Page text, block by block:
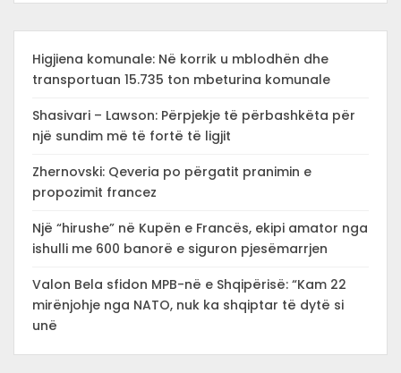
Higjiena komunale: Në korrik u mblodhën dhe
transportuan 15.735 ton mbeturina komunale
Shasivari – Lawson: Përpjekje të përbashkëta për
një sundim më të fortë të ligjit
Zhernovski: Qeveria po përgatit pranimin e
propozimit francez
Një “hirushe” në Kupën e Francës, ekipi amator nga
ishulli me 600 banorë e siguron pjesëmarrjen
Valon Bela sfidon MPB-në e Shqipërisë: “Kam 22
mirënjohje nga NATO, nuk ka shqiptar të dytë si
unë